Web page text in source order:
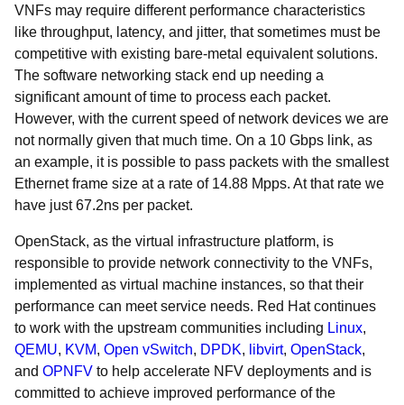
VNFs may require different performance characteristics
like throughput, latency, and jitter, that sometimes must be
competitive with existing bare-metal equivalent solutions.
The software networking stack end up needing a
significant amount of time to process each packet.
However, with the current speed of network devices we are
not normally given that much time. On a 10 Gbps link, as
an example, it is possible to pass packets with the smallest
Ethernet frame size at a rate of 14.88 Mpps. At that rate we
have just 67.2ns per packet.
OpenStack, as the virtual infrastructure platform, is
responsible to provide network connectivity to the VNFs,
implemented as virtual machine instances, so that their
performance can meet service needs. Red Hat continues
to work with the upstream communities including Linux,
QEMU, KVM, Open vSwitch, DPDK, libvirt, OpenStack,
and OPNFV to help accelerate NFV deployments and is
committed to achieve improved performance of the